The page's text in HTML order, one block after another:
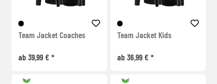
Team Jacket Coaches
ab 39,99 € *
Team Jacket Kids
ab 36,99 € *